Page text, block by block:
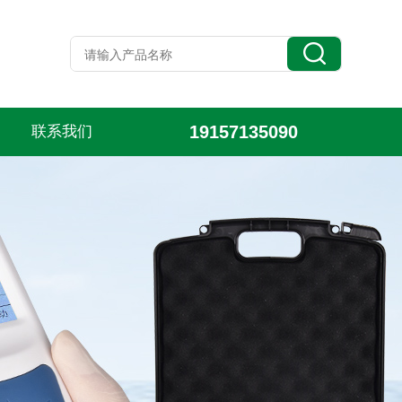
联系我们 19157135090